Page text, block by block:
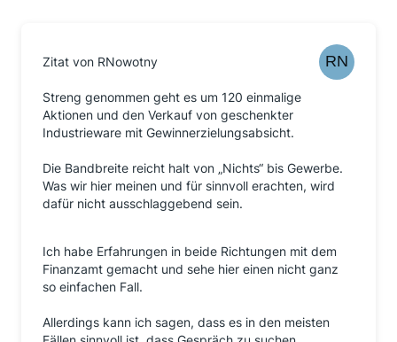
Zitat von RNowotny
Streng genommen geht es um 120 einmalige
Aktionen und den Verkauf von geschenkter
Industrieware mit Gewinnerzielungsabsicht.
Die Bandbreite reicht halt von „Nichts“ bis Gewerbe.
Was wir hier meinen und für sinnvoll erachten, wird
dafür nicht ausschlaggebend sein.
Ich habe Erfahrungen in beide Richtungen mit dem
Finanzamt gemacht und sehe hier einen nicht ganz
so einfachen Fall.
Allerdings kann ich sagen, dass es in den meisten